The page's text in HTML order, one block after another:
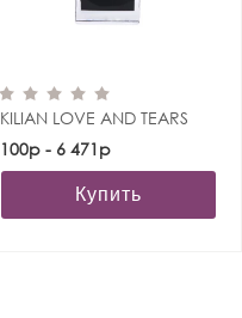
KILIAN LOVE AND TEARS
100р - 6 471р
Купить